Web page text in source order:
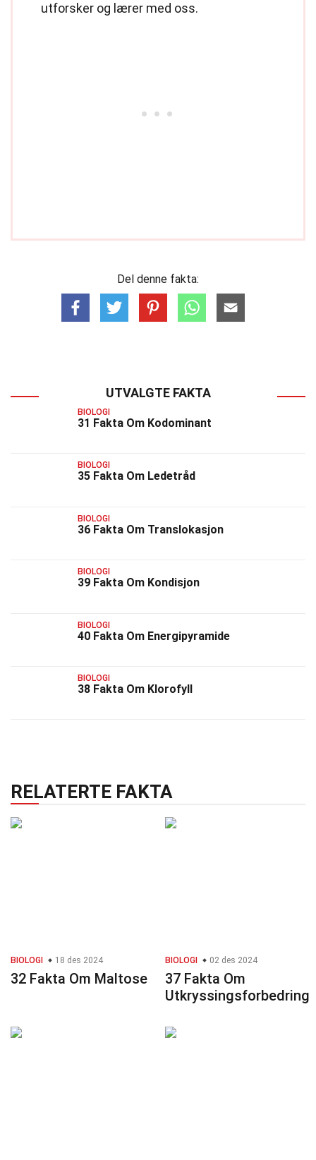
utforsker og lærer med oss.
Del denne fakta:
UTVALGTE FAKTA
BIOLOGI
31 Fakta Om Kodominant
BIOLOGI
35 Fakta Om Ledetråd
BIOLOGI
36 Fakta Om Translokasjon
BIOLOGI
39 Fakta Om Kondisjon
BIOLOGI
40 Fakta Om Energipyramide
BIOLOGI
38 Fakta Om Klorofyll
RELATERTE FAKTA
BIOLOGI 18 des 2024
32 Fakta Om Maltose
BIOLOGI 02 des 2024
37 Fakta Om
Utkryssingsforbedring